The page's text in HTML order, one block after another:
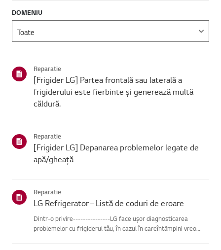
DOMENIU
Reparatie
[Frigider LG] Partea frontală sau laterală a
frigiderului este fierbinte și generează multă
căldură.
Reparatie
[Frigider LG] Depanarea problemelor legate de
apă/gheață
Reparatie
LG Refrigerator – Listă de coduri de eroare
Dintr-o privire---------------LG face ușor diagnosticarea
problemelor cu frigiderul tău, în cazul în careîntâmpini vreo